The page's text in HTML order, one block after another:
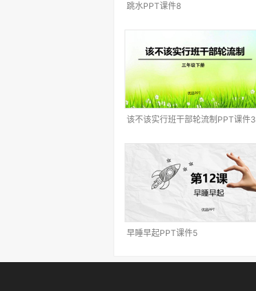
跳水PPT课件8
该不该实行班干部轮流制PPT课件3
早睡早起PPT课件5